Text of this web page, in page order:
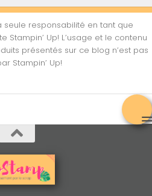
seule responsabilité en tant que
Up! L’usage et le contenu
présentés sur ce blog n’est pas
Stampin’ Up!